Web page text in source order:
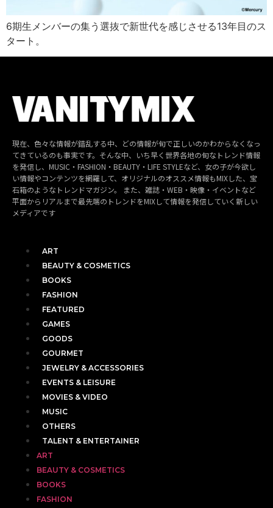
6期生メンバーの集う選抜で新世代を感じさせる13年目のス
タート。
現在、色々な情報が錯乱する中、どの情報が旬で正しいのかわからなくなっ
てきているのも事実です。そんな中、いち早く世界各地の旬なトレンド情報
を発信し、MUSIC・FASHION・BEAUTY・LIFE STYLEなど、女の子が今欲し
い情報やコンテンツを網羅して、オリジナルのオススメ情報もMIXした、宝
石箱のようなトレンドマガジン。 また、雑誌・WEB・映像・イベントなど
平面からリアルまで最先端のトレンドをMIXして情報を発信していく新しい
メディアです
ART
BEAUTY & COSMETICS
BOOKS
FASHION
FEATURED
GAMES
GOODS
GOURMET
JEWELRY & ACCESSORIES
EVENTS & LEISURE
MOVIES & VIDEO
MUSIC
OTHERS
TALENT & ENTERTAINER
ART
BEAUTY & COSMETICS
BOOKS
FASHION